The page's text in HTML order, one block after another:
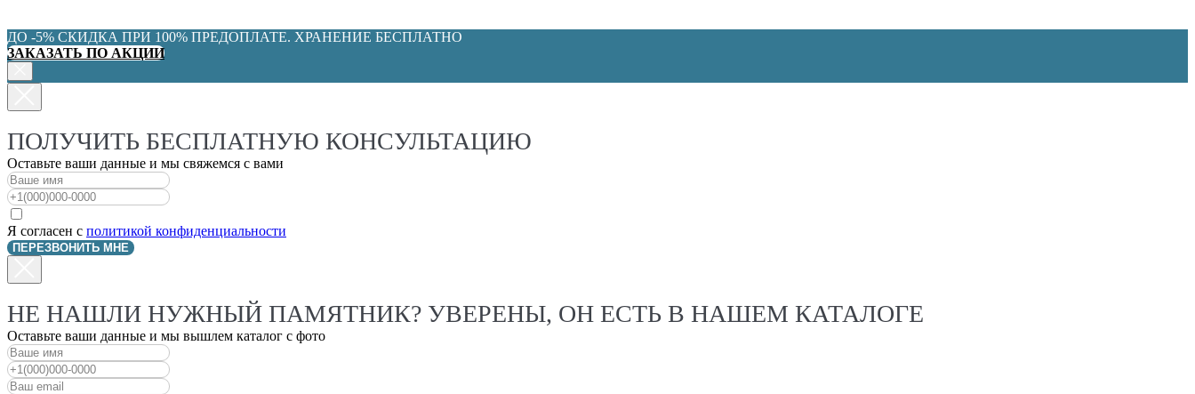
ДО -5% СКИДКА ПРИ 100% ПРЕДОПЛАТЕ. ХРАНЕНИЕ БЕСПЛАТНО
ЗАКАЗАТЬ ПО АКЦИИ
ПОЛУЧИТЬ БЕСПЛАТНУЮ КОНСУЛЬТАЦИЮ
Оставьте ваши данные и мы свяжемся с вами
Я согласен с политикой конфиденциальности
ПЕРЕЗВОНИТЬ МНЕ
НЕ НАШЛИ НУЖНЫЙ ПАМЯТНИК? УВЕРЕНЫ, ОН ЕСТЬ В НАШЕМ КАТАЛОГЕ
Оставьте ваши данные и мы вышлем каталог с фото